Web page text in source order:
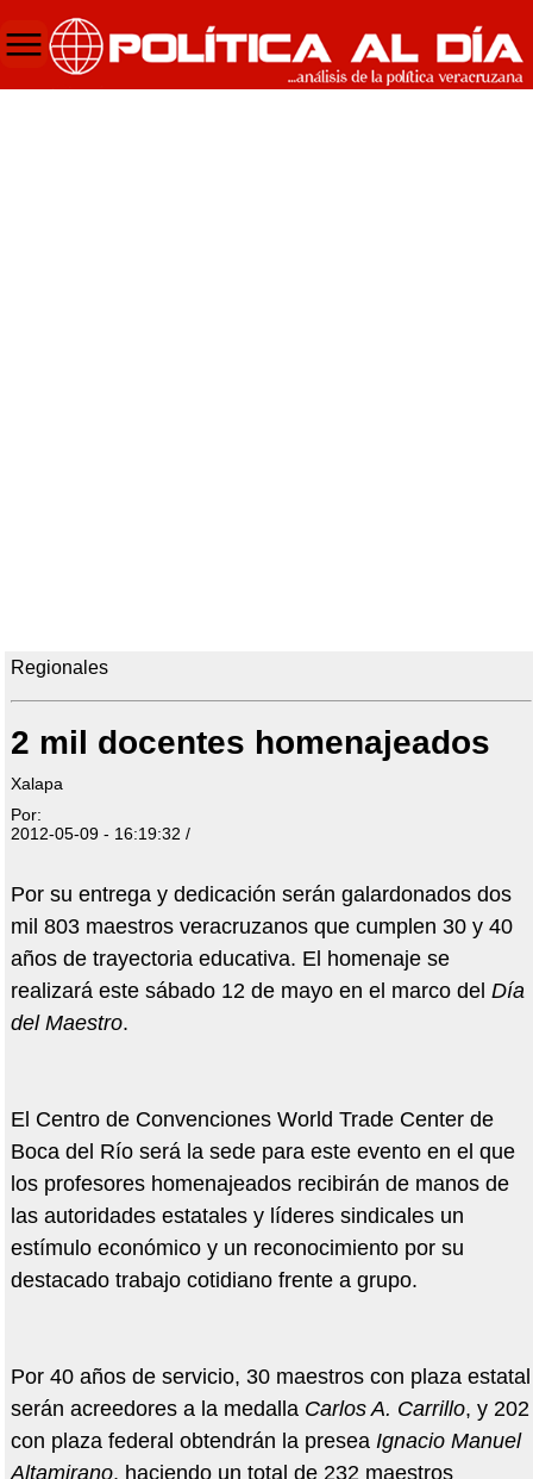
Regionales
2 mil docentes homenajeados
Xalapa
Por:
2012-05-09 - 16:19:32 /
Por su entrega y dedicación serán galardonados dos
mil 803 maestros veracruzanos que cumplen 30 y 40
años de trayectoria educativa. El homenaje se
realizará este sábado 12 de mayo en el marco del Día
del Maestro.
El Centro de Convenciones World Trade Center de
Boca del Río será la sede para este evento en el que
los profesores homenajeados recibirán de manos de
las autoridades estatales y líderes sindicales un
estímulo económico y un reconocimiento por su
destacado trabajo cotidiano frente a grupo.
Por 40 años de servicio, 30 maestros con plaza estatal
serán acreedores a la medalla Carlos A. Carrillo, y 202
con plaza federal obtendrán la presea Ignacio Manuel
Altamirano, haciendo un total de 232 maestros